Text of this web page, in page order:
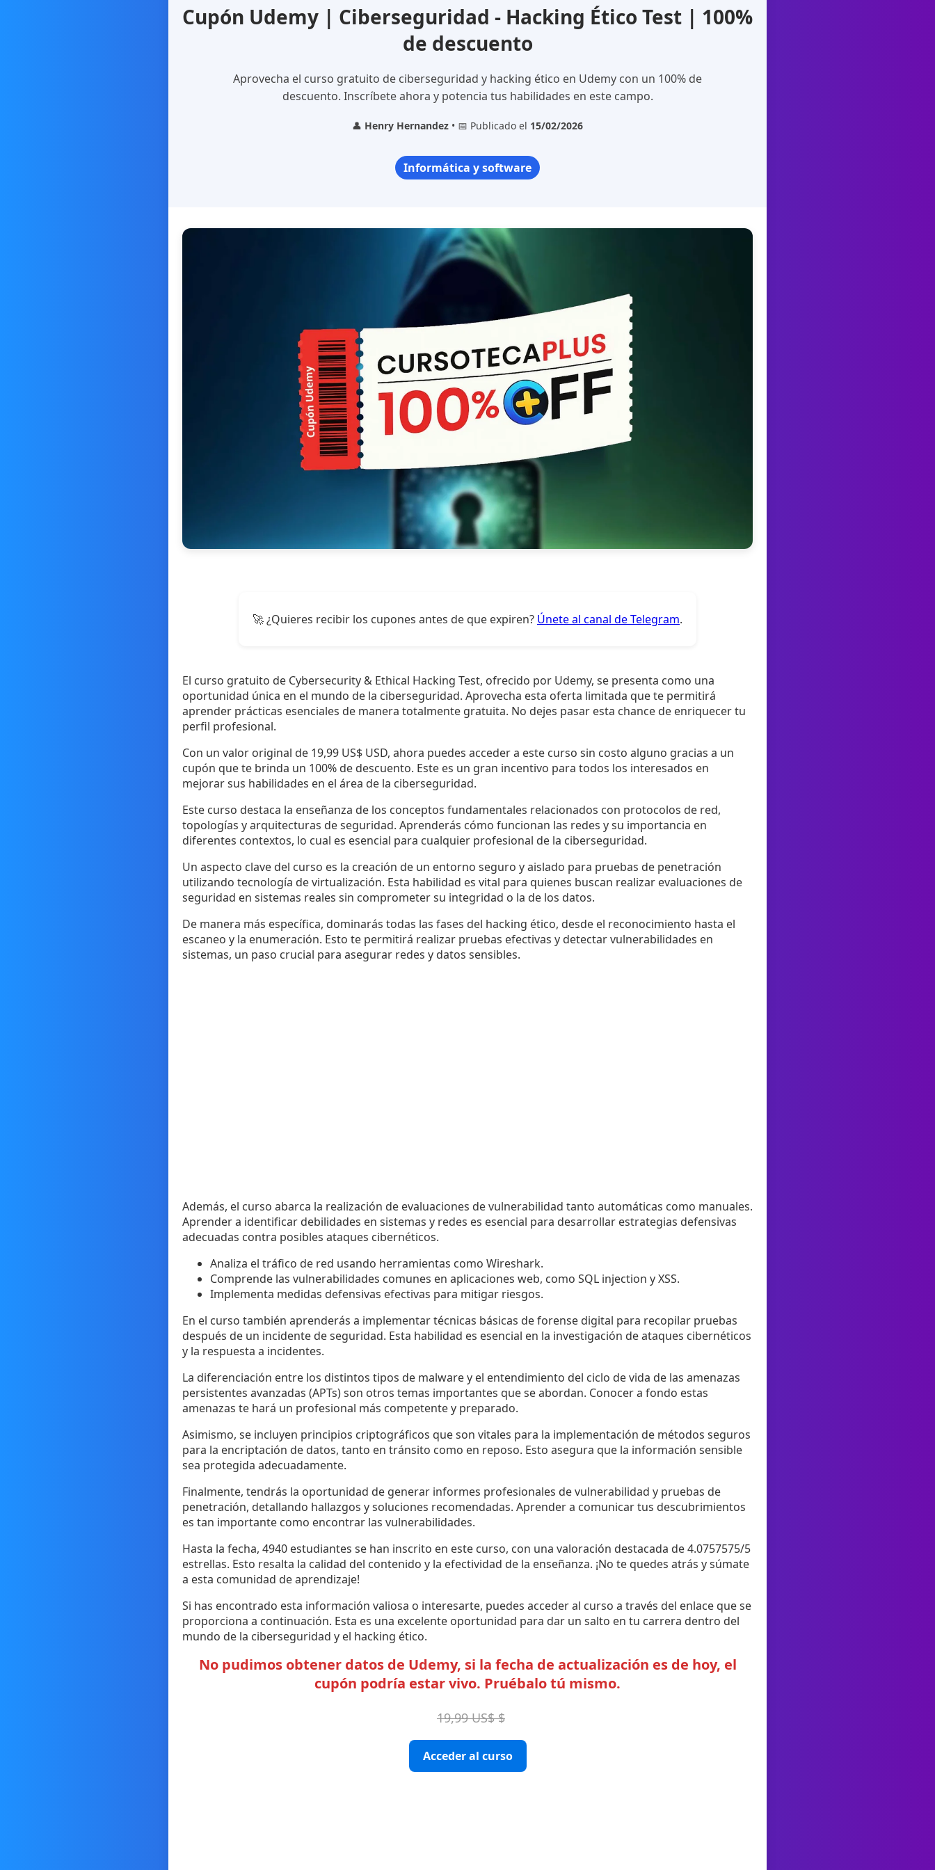
Cupón Udemy | Ciberseguridad - Hacking Ético Test | 100%
de descuento
Aprovecha el curso gratuito de ciberseguridad y hacking ético en Udemy con un 100% de
descuento. Inscríbete ahora y potencia tus habilidades en este campo.
👤 Henry Hernandez • 📅 Publicado el 15/02/2026
Informática y software
🚀 ¿Quieres recibir los cupones antes de que expiren? Únete al canal de Telegram.
El curso gratuito de Cybersecurity & Ethical Hacking Test, ofrecido por Udemy, se presenta como una
oportunidad única en el mundo de la ciberseguridad. Aprovecha esta oferta limitada que te permitirá
aprender prácticas esenciales de manera totalmente gratuita. No dejes pasar esta chance de enriquecer tu
perfil profesional.
Con un valor original de 19,99 US$ USD, ahora puedes acceder a este curso sin costo alguno gracias a un
cupón que te brinda un 100% de descuento. Este es un gran incentivo para todos los interesados en
mejorar sus habilidades en el área de la ciberseguridad.
Este curso destaca la enseñanza de los conceptos fundamentales relacionados con protocolos de red,
topologías y arquitecturas de seguridad. Aprenderás cómo funcionan las redes y su importancia en
diferentes contextos, lo cual es esencial para cualquier profesional de la ciberseguridad.
Un aspecto clave del curso es la creación de un entorno seguro y aislado para pruebas de penetración
utilizando tecnología de virtualización. Esta habilidad es vital para quienes buscan realizar evaluaciones de
seguridad en sistemas reales sin comprometer su integridad o la de los datos.
De manera más específica, dominarás todas las fases del hacking ético, desde el reconocimiento hasta el
escaneo y la enumeración. Esto te permitirá realizar pruebas efectivas y detectar vulnerabilidades en
sistemas, un paso crucial para asegurar redes y datos sensibles.
Además, el curso abarca la realización de evaluaciones de vulnerabilidad tanto automáticas como manuales.
Aprender a identificar debilidades en sistemas y redes es esencial para desarrollar estrategias defensivas
adecuadas contra posibles ataques cibernéticos.
Analiza el tráfico de red usando herramientas como Wireshark.
Comprende las vulnerabilidades comunes en aplicaciones web, como SQL injection y XSS.
Implementa medidas defensivas efectivas para mitigar riesgos.
En el curso también aprenderás a implementar técnicas básicas de forense digital para recopilar pruebas
después de un incidente de seguridad. Esta habilidad es esencial en la investigación de ataques cibernéticos
y la respuesta a incidentes.
La diferenciación entre los distintos tipos de malware y el entendimiento del ciclo de vida de las amenazas
persistentes avanzadas (APTs) son otros temas importantes que se abordan. Conocer a fondo estas
amenazas te hará un profesional más competente y preparado.
Asimismo, se incluyen principios criptográficos que son vitales para la implementación de métodos seguros
para la encriptación de datos, tanto en tránsito como en reposo. Esto asegura que la información sensible
sea protegida adecuadamente.
Finalmente, tendrás la oportunidad de generar informes profesionales de vulnerabilidad y pruebas de
penetración, detallando hallazgos y soluciones recomendadas. Aprender a comunicar tus descubrimientos
es tan importante como encontrar las vulnerabilidades.
Hasta la fecha, 4940 estudiantes se han inscrito en este curso, con una valoración destacada de 4.0757575/5
estrellas. Esto resalta la calidad del contenido y la efectividad de la enseñanza. ¡No te quedes atrás y súmate
a esta comunidad de aprendizaje!
Si has encontrado esta información valiosa o interesarte, puedes acceder al curso a través del enlace que se
proporciona a continuación. Esta es una excelente oportunidad para dar un salto en tu carrera dentro del
mundo de la ciberseguridad y el hacking ético.
No pudimos obtener datos de Udemy, si la fecha de actualización es de hoy, el
cupón podría estar vivo. Pruébalo tú mismo.
19,99 US$ $
Acceder al curso